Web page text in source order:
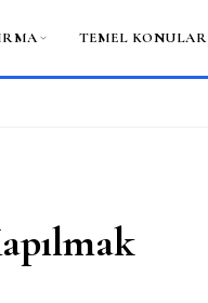
TEMEL KONULAR